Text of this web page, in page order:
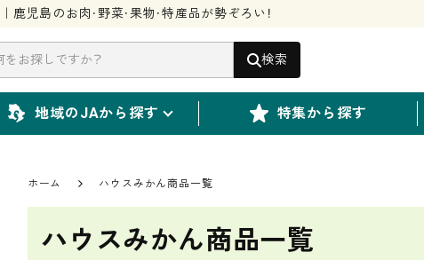
児島のお肉・野菜・果物・特産品が勢ぞろい！
検索
地域のJAから探す 特集から探す
ホーム ハウスみかん商品一覧
ハウスみかん商品一覧